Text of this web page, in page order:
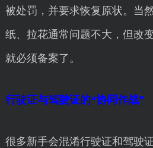
被处罚，并要求恢复原状。当
纸、拉花通常问题不大，但改
就必须备案了。
行驶证与驾驶证的“协同作战”
很多新手会混淆行驶证和驾驶